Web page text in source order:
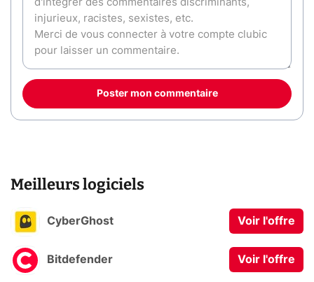
Poster mon commentaire
Meilleurs logiciels
CyberGhost Voir l'offre
Bitdefender Voir l'offre